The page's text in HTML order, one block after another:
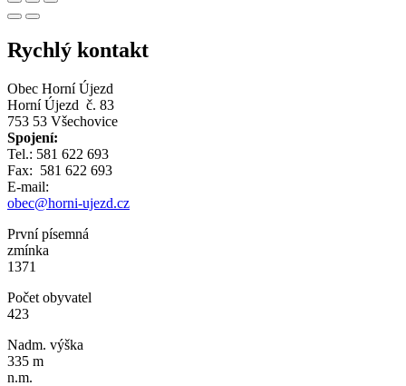
Rychlý kontakt
Obec Horní Újezd
Horní Újezd č. 83
753 53 Všechovice
Spojení:
Tel.: 581 622 693
Fax: 581 622 693
E-mail:
obec@horni-ujezd.cz
První písemná
zmínka
1371
Počet obyvatel
423
Nadm. výška
335 m
n.m.